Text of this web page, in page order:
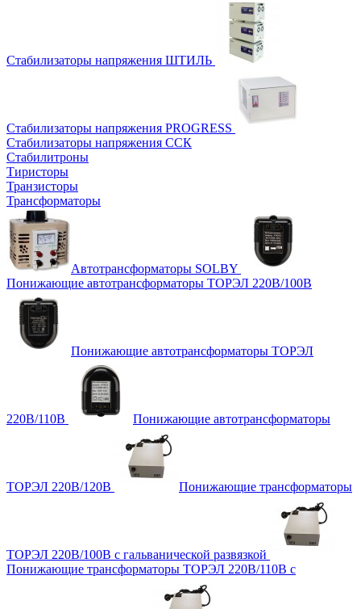
Стабилизаторы напряжения ШТИЛЬ
Стабилизаторы напряжения PROGRESS
Стабилизаторы напряжения ССК
Стабилитроны
Тиристоры
Транзисторы
Трансформаторы
Автотрансформаторы SOLBY
Понижающие автотрансформаторы ТОРЭЛ 220В/100В
Понижающие автотрансформаторы ТОРЭЛ
220В/110В Понижающие автотрансформаторы
ТОРЭЛ 220В/120В Понижающие трансформаторы
ТОРЭЛ 220В/100В с гальванической развязкой
Понижающие трансформаторы ТОРЭЛ 220В/110В с